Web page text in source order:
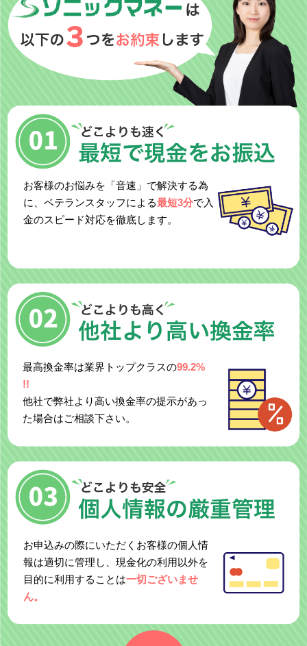
お客様のお悩みを「音速」で解決する為
に、ベテランスタッフによる最短3分で入
金のスピード対応を徹底します。
最高換金率は業界トップクラスの99.2%
!!
他社で弊社より高い換金率の提示があっ
た場合はご相談下さい。
お申込みの際にいただくお客様の個人情
報は適切に管理し、現金化の利用以外を
目的に利用することは一切ございませ
ん。